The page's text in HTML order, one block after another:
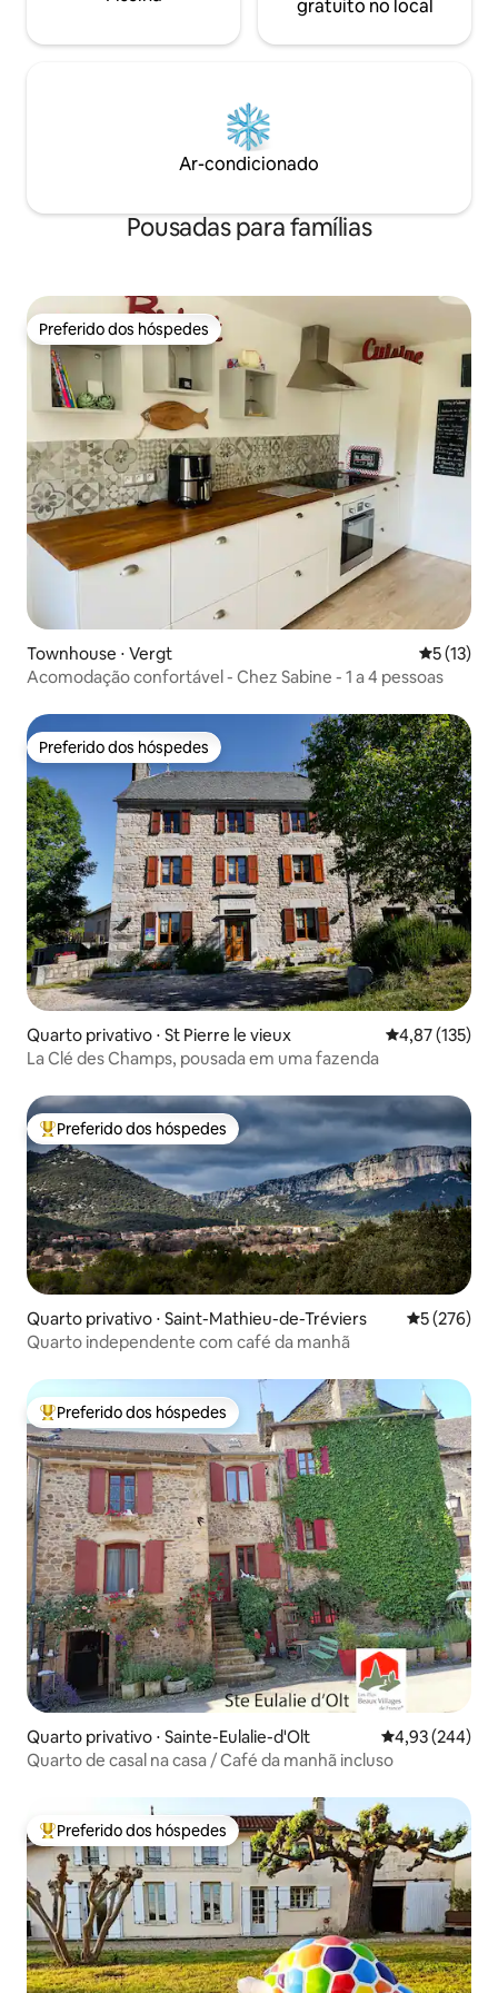
gratuito no local
Ar-condicionado
Pousadas para famílias
Preferido dos hóspedes
Preferido dos hóspedes
Townhouse ⋅ Vergt 5 de uma
5 (13)
Acomodação confortável - Chez Sabine - 1 a 4 pessoas
Preferido dos hóspedes
Preferido dos hóspedes
Quarto privativo ⋅ St Pierre le vieux 4,87 de uma
4,87 (135)
La Clé des Champs, pousada em uma fazenda
Entre os melhores preferidos dos hóspedes
Preferido dos hóspedes
Quarto privativo ⋅ Saint-Mathieu-de-Tréviers 5 de uma
5 (276)
Quarto independente com café da manhã
Entre os melhores preferidos dos hóspedes
Preferido dos hóspedes
Quarto privativo ⋅ Sainte-Eulalie-d'Olt 4,93 de uma
4,93 (244)
Quarto de casal na casa / Café da manhã incluso
Entre os melhores preferidos dos hóspedes
Preferido dos hóspedes